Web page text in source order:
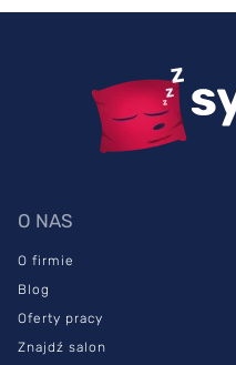
dowiedz się o
SleepMed Premium
pokrowca Merced, który
powietrza. Bez trudu
bowiem wyposażony w
Pianka
osób, które zmagają się z
powstawaniu i
dodatkowo ma właściwości
SleepMed Premium sprawdzi
O NAS
O firmie
Blog
Oferty pracy
Znajdź salon